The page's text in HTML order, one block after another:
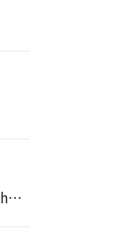
Ｊリーグ公式のトレーディングカード×ファンタジーゲーム『J.LEAGUE FANTASY CARD』初の選手直筆サイン入りカード「Premium Autograph」が新登場！